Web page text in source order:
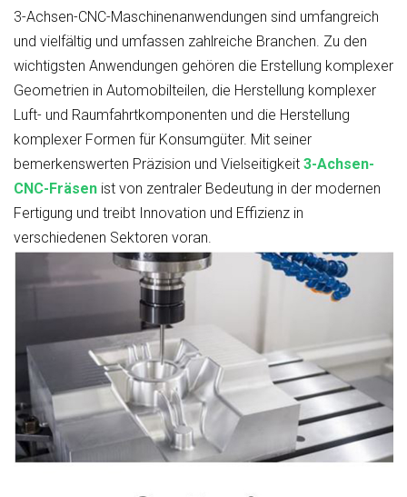
3-Achsen-CNC-Maschinenanwendungen sind umfangreich
und vielfältig und umfassen zahlreiche Branchen. Zu den
wichtigsten Anwendungen gehören die Erstellung komplexer
Geometrien in Automobilteilen, die Herstellung komplexer
Luft- und Raumfahrtkomponenten und die Herstellung
komplexer Formen für Konsumgüter. Mit seiner
bemerkenswerten Präzision und Vielseitigkeit 3-Achsen-
CNC-Fräsen ist von zentraler Bedeutung in der modernen
Fertigung und treibt Innovation und Effizienz in
verschiedenen Sektoren voran.